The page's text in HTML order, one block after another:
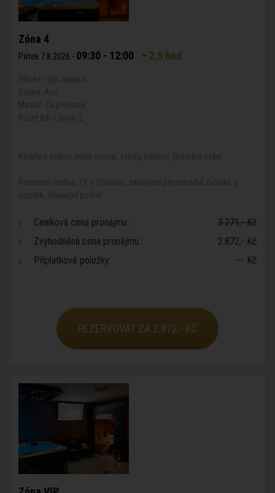
Zóna 4
Pátek 7.8.2026 - 09:30 - 12:00 - 2,5 hod
Ceníková cena pronájmu:
3.271,- Kč
Zvýhodněná cena pronájmu:
2.872,- Kč
Příplatkové položky:
--- Kč
REZERVOVAT ZA 2.872,- KČ